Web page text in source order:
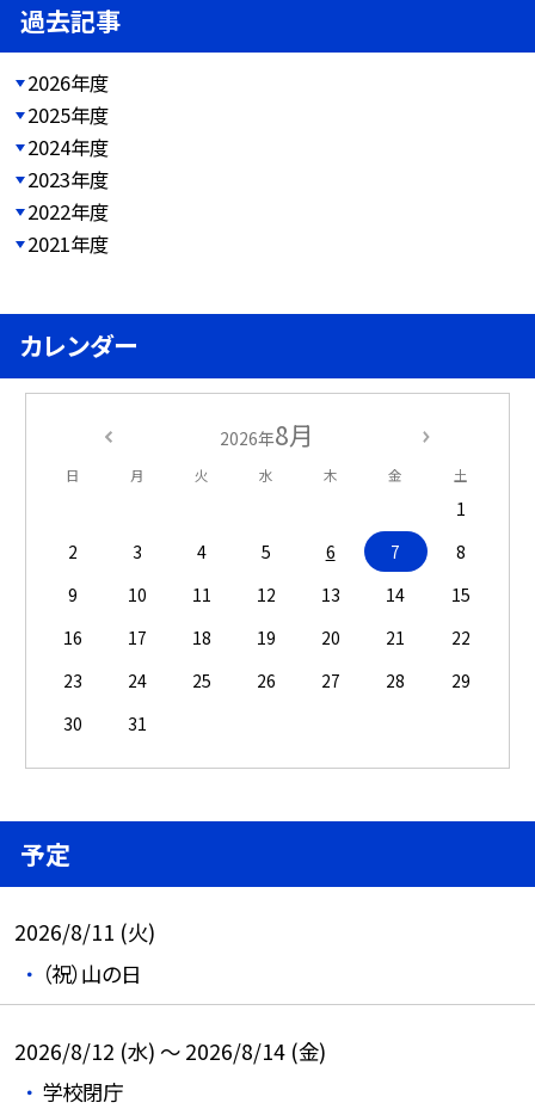
過去記事
2026年度
2025年度
2024年度
2023年度
2022年度
2021年度
カレンダー
2026年8月
日 月 火 水 木 金 土
1
2
3 4 5 6 7
8
9
10 11 12 13 14
15
16
17 18 19 20 21
22
23
24 25 26 27 28
29
30
31
予定
2026/8/11 (火)
（祝）山の日
2026/8/12 (水) ～ 2026/8/14 (金)
学校閉庁